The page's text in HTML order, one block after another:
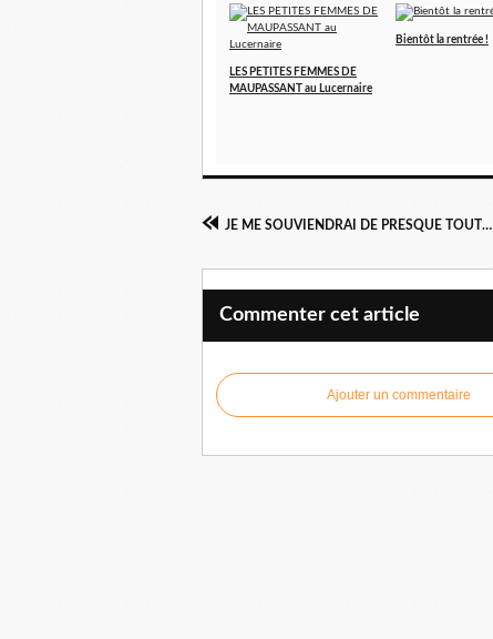
LES PETITES FEMMES DE
MAUPASSANT au Lucernaire
Bientôt la rentrée !
JE ME SOUVIENDRAI DE PRESQUE TOUT au Théâtre Montparnasse
Commenter cet article
Ajouter un commentaire